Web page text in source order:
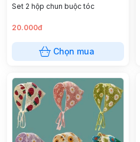
Set 2 hộp chun buộc tóc
20.000đ
Chọn mua